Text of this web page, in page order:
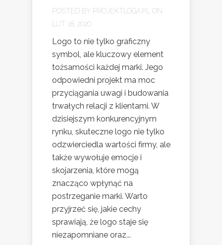
POSTED BY PROJEKTLOGA.PL
ON
LUT 18, 2020
Logo to nie tylko graficzny
symbol, ale kluczowy element
tożsamości każdej marki. Jego
odpowiedni projekt ma moc
przyciągania uwagi i budowania
trwałych relacji z klientami. W
dzisiejszym konkurencyjnym
rynku, skuteczne logo nie tylko
odzwierciedla wartości firmy, ale
także wywołuje emocje i
skojarzenia, które mogą
znacząco wpłynąć na
postrzeganie marki. Warto
przyjrzeć się, jakie cechy
sprawiają, że logo staje się
niezapomniane oraz...